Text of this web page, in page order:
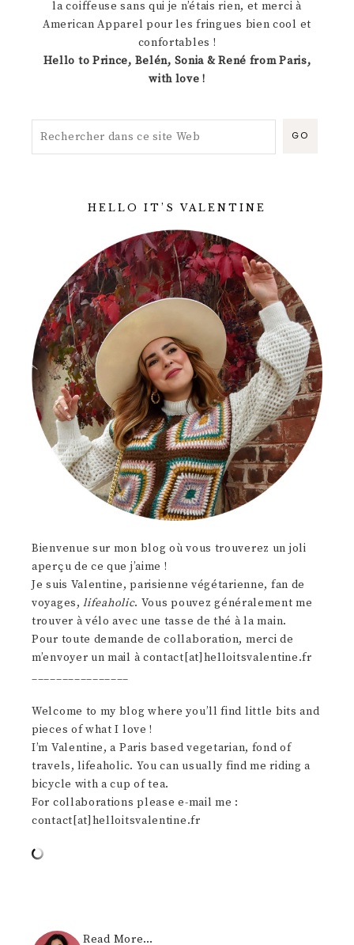
la coiffeuse sans qui je n’étais rien, et merci à
American Apparel pour les fringues bien cool et
confortables !
Hello to Prince, Belén, Sonia &René from Paris,
with love !
HELLO IT’S VALENTINE
Bienvenue sur mon blog où vous trouverez un joli
aperçu de ce que j’aime !
Je suis Valentine, parisienne végétarienne, fan de
voyages,lifeaholic. Vous pouvez généralement me
trouver à vélo avec une tasse de thé à la main.
Pour toute demande de collaboration, merci de
m’envoyer un mail à contact[at]helloitsvalentine.fr
________________
Welcome to my blog where you’ll find little bits and
pieces of what I love !
I’m Valentine, a Paris based vegetarian, fond of
travels, lifeaholic. You can usually find me riding a
bicycle with a cup of tea.
For collaborations please e-mail me :
contact[at]helloitsvalentine.fr
Read More…